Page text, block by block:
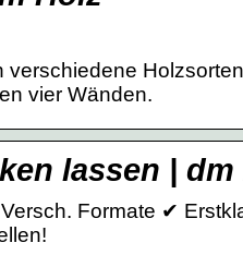
vier Wänden.
lassen | dm
Formate ✔